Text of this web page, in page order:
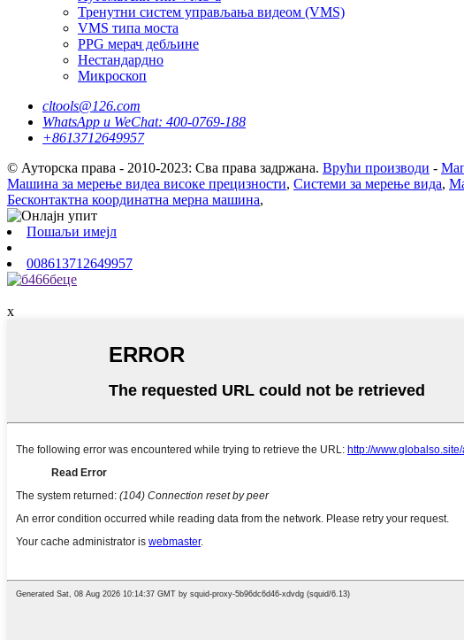
Тренутни систем управљања видеом (VMS)
VMS типа моста
PPG мерач дебљине
Нестандардно
Микроскоп
cltools@126.com
WhatsApp и WeChat: 400-0769-188
+8613712649957
© Ауторска права - 2010-2023: Сва права задржана. Врући производи -
Машина за мерење видеа високе прецизности, Системи за мерење вида,
Бесконтактна координатна мерна машина,
Пошаљи имејл
008613712649957
x